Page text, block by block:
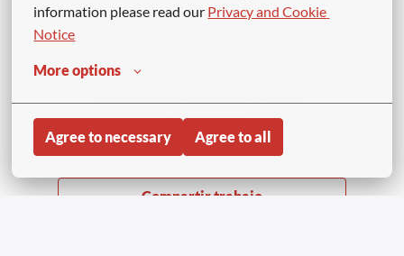
information please read our Privacy and Cookie
Notice
More options
Agree to necessary Agree to all
APPLY WITH LINKEDIN
Update cookies
Compartir trabajo